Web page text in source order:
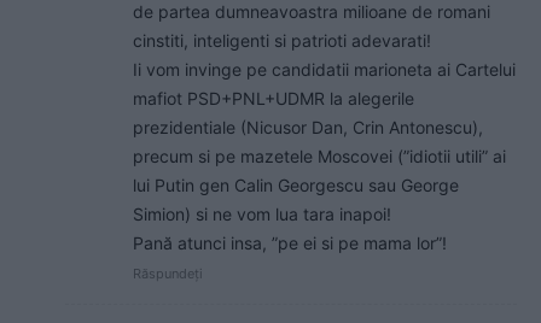
de partea dumneavoastra milioane de romani
cinstiti, inteligenti si patrioti adevarati!
Ii vom invinge pe candidatii marioneta ai Cartelui
mafiot PSD+PNL+UDMR la alegerile
prezidentiale (Nicusor Dan, Crin Antonescu),
precum si pe mazetele Moscovei (”idiotii utili” ai
lui Putin gen Calin Georgescu sau George
Simion) si ne vom lua tara inapoi!
Pană atunci insa, ”pe ei si pe mama lor”!
Răspundeți